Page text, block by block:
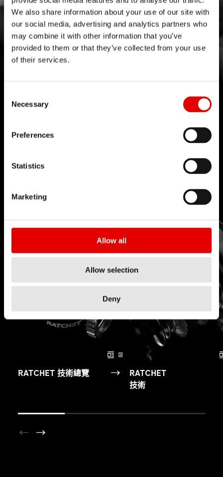
We also share information about your use of our site with
our social media, advertising and analytics partners who
may combine it with other information that you’ve
provided to them or that they’ve collected from your use
of their services.
Necessary
Preferences
Statistics
Marketing
Allow all
Allow selection
Deny
全新 HYBRID 花鼓
實現電動登山車長途探險。
開發流程而努力。我們的理念是透過內部研發的技術
RATCHET 技術總覽
RATCHET
技術